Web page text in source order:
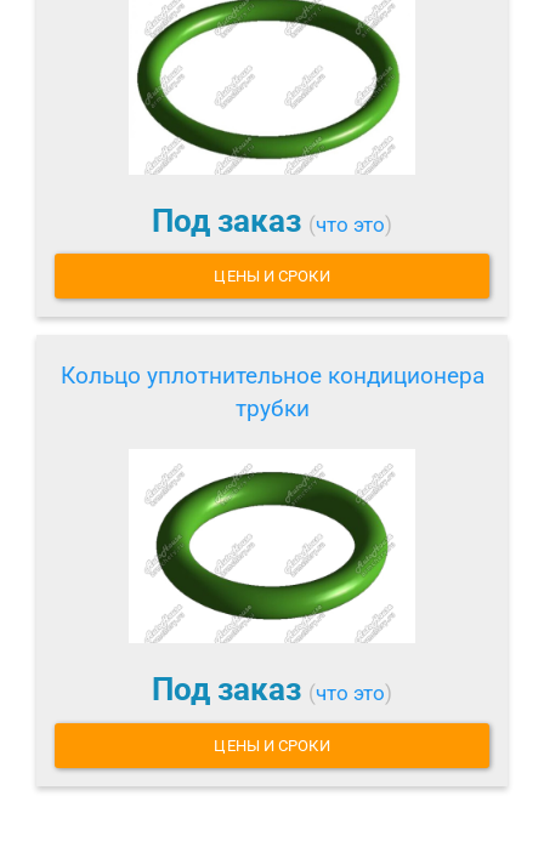
Под заказ (что это)
ЦЕНЫ И СРОКИ
Кольцо уплотнительное кондиционера
трубки
Под заказ (что это)
ЦЕНЫ И СРОКИ